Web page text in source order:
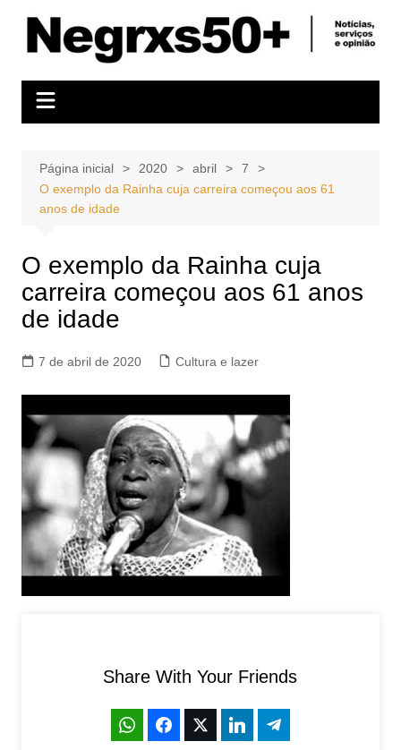
conteúdo
Página inicial 2020 abril
7
O exemplo da Rainha cuja carreira começou aos 61
anos de idade
O exemplo da Rainha cuja
carreira começou aos 61 anos
de idade
7 de abril de 2020 Cultura e lazer
Share With Your Friends